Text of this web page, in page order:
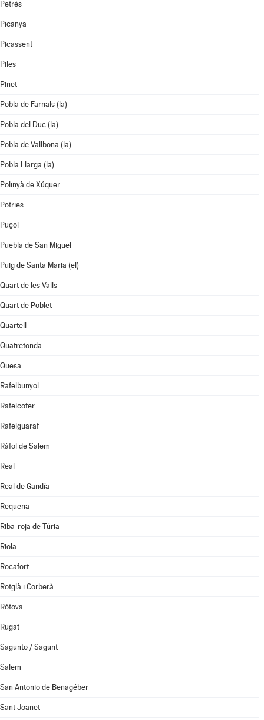
Petrés
Picanya
Picassent
Piles
Pinet
Pobla de Farnals (la)
Pobla del Duc (la)
Pobla de Vallbona (la)
Pobla Llarga (la)
Polinyà de Xúquer
Potries
Puçol
Puebla de San Miguel
Puig de Santa Maria (el)
Quart de les Valls
Quart de Poblet
Quartell
Quatretonda
Quesa
Rafelbunyol
Rafelcofer
Rafelguaraf
Ráfol de Salem
Real
Real de Gandía
Requena
Riba-roja de Túria
Riola
Rocafort
Rotglà i Corberà
Rótova
Rugat
Sagunto / Sagunt
Salem
San Antonio de Benagéber
Sant Joanet